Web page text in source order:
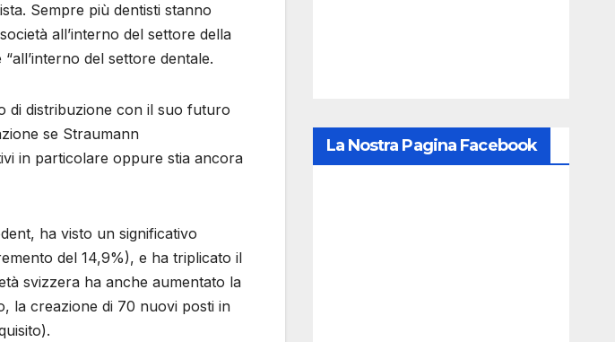
Sempre più dentisti stanno
all’interno del settore della
del settore dentale.
di distribuzione con il suo futuro
se Straumann
in ​​particolare oppure stia ancora
ha visto un significativo
del 14,9%), e ha triplicato il
svizzera ha anche aumentato la
la creazione di 70 nuovi posti in
La Nostra Pagina Facebook